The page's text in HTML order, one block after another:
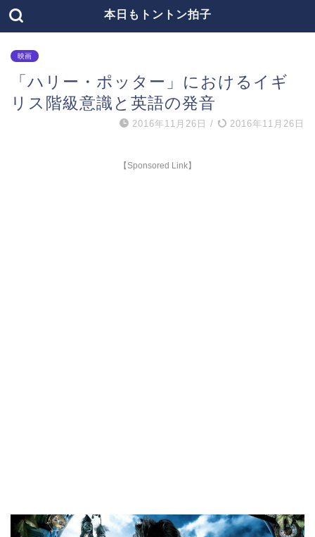
本日もトントン拍子
映画
「ハリー・ポッター」におけるイギ
リス階級意識と英語の発音
2016年11月26日 / 2016年11月26日
【Sponsored Link】